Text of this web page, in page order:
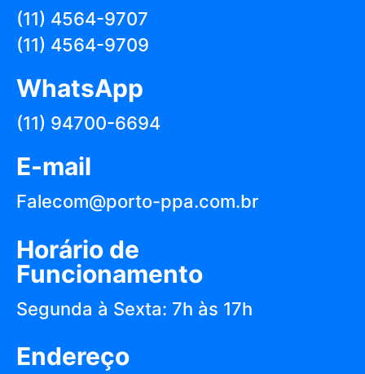
(11) 4564-9707
(11) 4564-9709
WhatsApp
(11) 94700-6694
E-mail
Falecom@porto-ppa.com.br
Horário de
Funcionamento
Segunda à Sexta: 7h às 17h
Endereço